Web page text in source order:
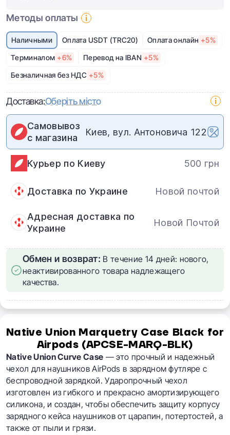
Методы оплаты
Наличными Оплата USDT (TRC20) Оплата онлайн +5%
Терминалом +6% Перевод на IBAN +5%
Безналичная без НДС +5%
Доставка:Оберіть місто
Самовывоз
с магазина
Киев, вул. Антоновича 122
Курьер по Киеву 500 грн
Доставка по Украине Новой почтой
Адресная доставка по
Украине
Новой Почтой
Обмен и возврат: В течение 14 дней: нового,
неактивированного товара надлежащего
качества.
Native Union Marquetry Case Black for
Airpods (APCSE-MARQ-BLK)​
Native Union Curve Case — это прочный и надежный
чехол для наушников AirPods в зарядном футляре с
беспроводной зарядкой. Ударопрочный чехол
изготовлен из гибкого и прекрасно амортизирующего
силикона, и создан, чтобы обеспечить защиту корпусу
зарядного кейса наушников от царапин, потертостей, а
также от пыли и грязи.